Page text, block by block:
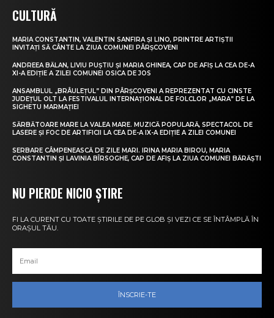
CULTURĂ
MARIA CONSTANTIN, VALENTIN SANFIRA ȘI LINO, PRINTRE ARTIȘTII
INVITAȚI SĂ CÂNTE LA ZIUA COMUNEI PÂRȘCOVENI
ANDREEA BĂLAN, LIVIU PUȘTIU ȘI MARIA GHINEA, CAP DE AFIȘ LA CEA DE-A
XI-A EDIȚIE A ZILEI COMUNEI OSICA DE JOS
ANSAMBLUL „BRÂULEȚUL” DIN PÂRȘCOVENI A REPREZENTAT CU CINSTE
JUDEȚUL OLT LA FESTIVALUL INTERNAȚIONAL DE FOLCLOR „MARA” DE LA
SIGHETU MARMAȚIEI
SĂRBĂTOARE MARE LA VALEA MARE. MUZICĂ POPULARĂ, SPECTACOL DE
LASERE ȘI FOC DE ARTIFICII LA CEA DE-A IX-A EDIȚIE A ZILEI COMUNEI
SERBARE CÂMPENEASCĂ DE ZILE MARI. IRINA MARIA BIROU, MARIA
CONSTANTIN ȘI LAVINIA BÎRSOGHE, CAP DE AFIȘ LA ZIUA COMUNEI BĂRĂȘTI
NU PIERDE NICIO ȘTIRE
FI LA CURENT CU TOATE ȘTIRILE DE PE GLOB ȘI VEZI CE SE ÎNTÂMPLĂ ÎN
ORAȘUL TĂU.
ÎNSCRIE-TE